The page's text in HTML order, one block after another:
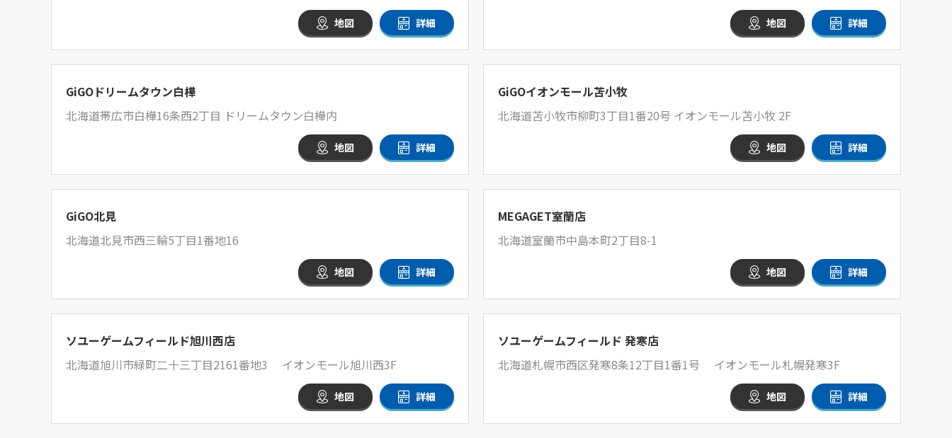
地図 詳細 地図 詳細
GiGOドリームタウン白樺
北海道帯広市白樺16条西2丁目 ドリームタウン白樺内
地図 詳細
GiGOイオンモール苫小牧
北海道苫小牧市柳町3丁目1番20号 イオンモール苫小牧 2F
地図 詳細
GiGO北見
北海道北見市西三輪5丁目1番地16
地図 詳細
MEGAGET室蘭店
北海道室蘭市中島本町2丁目8-1
地図 詳細
ソユーゲームフィールド旭川西店
北海道旭川市緑町二十三丁目2161番地3 イオンモール旭川西3F
地図 詳細
ソユーゲームフィールド 発寒店
北海道札幌市西区発寒8条12丁目1番1号 イオンモール札幌発寒3F
地図 詳細